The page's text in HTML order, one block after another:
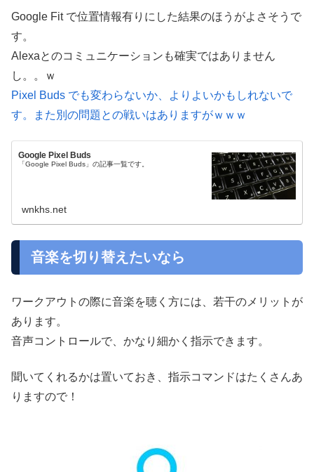
Google Fit で位置情報有りにした結果のほうがよさそうで
す。
Alexaとのコミュニケーションも確実ではありません
し。。ｗ
Pixel Buds でも変わらないか、よりよいかもしれないで
す。また別の問題との戦いはありますがｗｗｗ
Google Pixel Buds
「Google Pixel Buds」の記事一覧です。
wnkhs.net
音楽を切り替えたいなら
ワークアウトの際に音楽を聴く方には、若干のメリットが
あります。
音声コントロールで、かなり細かく指示できます。
聞いてくれるかは置いておき、指示コマンドはたくさんあ
りますので！